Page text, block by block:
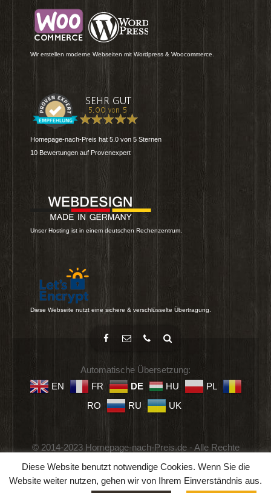
Wir erstellen moderne Webseiten mit Wordpress & Woocommerce.
Homepage-nach-Preis hat 5.0 von 5 Sternen
10 Bewertungen auf Provenexpert
Unser Hosting ist in einem deutschen Rechenzentrum.
Diese Webseite nutzt eine sichere & verschlüsselte Übertragung.
Automatische Übersetzung:
EN
FR DE HU
PL
RO
RU UK
© 2014-2023 Homepage-nach-Preis.de - Alle Rechte
Geschäftsbedingungen
Diese Website benutzt notwendige Cookies. Wenn Sie die
Website weiter nutzen, gehen wir von Ihrem Einverständnis aus.